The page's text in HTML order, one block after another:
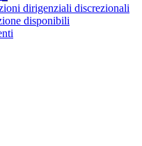
dirigenziali discrezionali
disponibili